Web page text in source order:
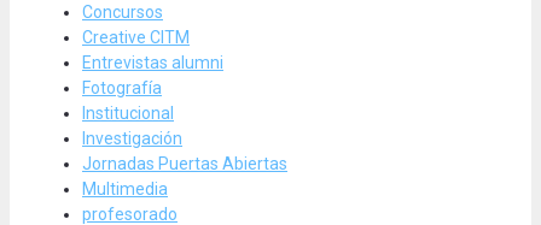
Concursos
Creative CITM
Entrevistas alumni
Fotografía
Institucional
Investigación
Jornadas Puertas Abiertas
Multimedia
profesorado